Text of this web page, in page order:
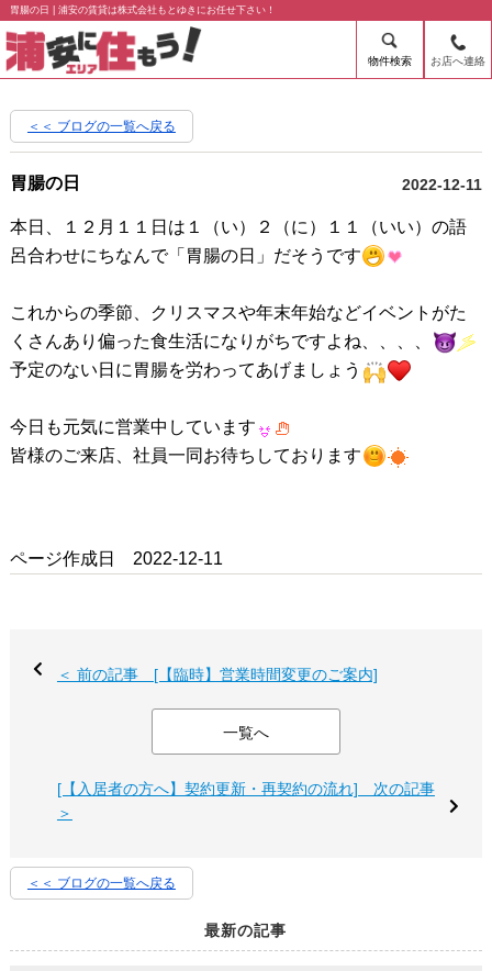
胃腸の日 | 浦安の賃貸は株式会社もとゆきにお任せ下さい！
物件検索 お店へ連絡
＜＜ ブログの一覧へ戻る
胃腸の日 2022-12-11
本日、１２月１１日は１（い）２（に）１１（いい）の語
呂合わせにちなんで「胃腸の日」だそうです
これからの季節、クリスマスや年末年始などイベントがた
くさんあり偏った食生活になりがちですよね、、、、
予定のない日に胃腸を労わってあげましょう
今日も元気に営業中しています
皆様のご来店、社員一同お待ちしております
ページ作成日 2022-12-11
＜ 前の記事 [【臨時】営業時間変更のご案内]
一覧へ
[【入居者の方へ】契約更新・再契約の流れ] 次の記事
＞
＜＜ ブログの一覧へ戻る
最新の記事